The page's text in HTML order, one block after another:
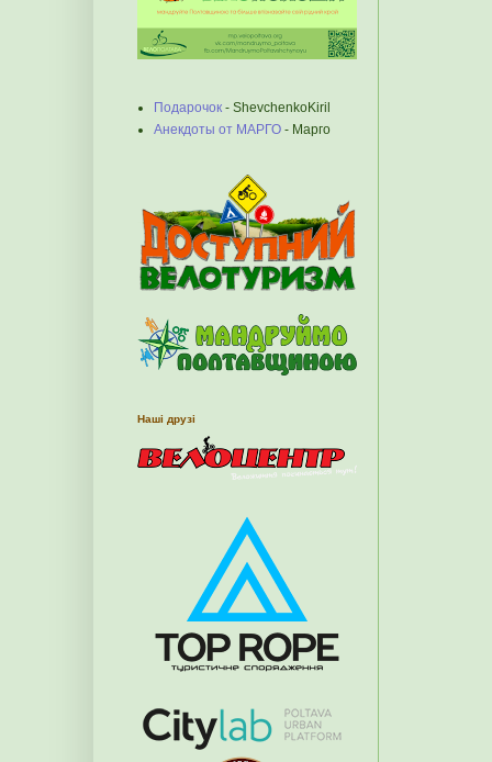
Подарочок - ShevchenkoKiril
Анекдоты от МАРГО - Марго
Наші друзі